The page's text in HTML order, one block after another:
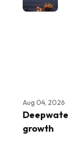
Aug 04, 2026
growth